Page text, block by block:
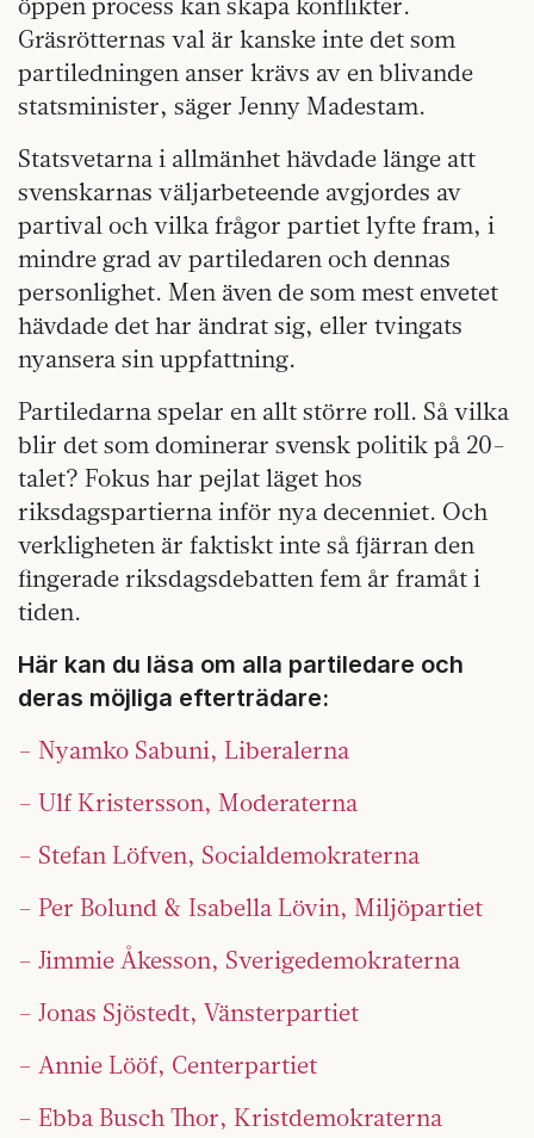
Gräsrötternas val är kanske inte det som
partiledningen anser krävs av en blivande
statsminister, säger Jenny Madestam.
Statsvetarna i allmänhet hävdade länge att
svenskarnas väljarbeteende avgjordes av
partival och vilka frågor partiet lyfte fram, i
mindre grad av partiledaren och dennas
personlighet. Men även de som mest envetet
hävdade det har ändrat sig, eller tvingats
nyansera sin uppfattning.
Partiledarna spelar en allt större roll. Så vilka
blir det som dominerar svensk politik på 20-
talet? Fokus har pejlat läget hos
riksdagspartierna inför nya decenniet. Och
verkligheten är faktiskt inte så fjär­ran den
fingerade riksdagsdebatten fem år framåt i
tiden.
Här kan du läsa om alla partiledare och
deras möjliga efterträdare:
– Nyamko Sabuni, Liberalerna
– Ulf Kristersson, Moderaterna
– Stefan Löfven, Socialdemokraterna
– Per Bolund & Isabella Lövin, Miljöpartiet
– Jimmie Åkesson, Sverigedemokraterna
– Jonas Sjöstedt, Vänsterpartiet
– Annie Lööf, Centerpartiet
– Ebba Busch Thor, Kristdemokraterna